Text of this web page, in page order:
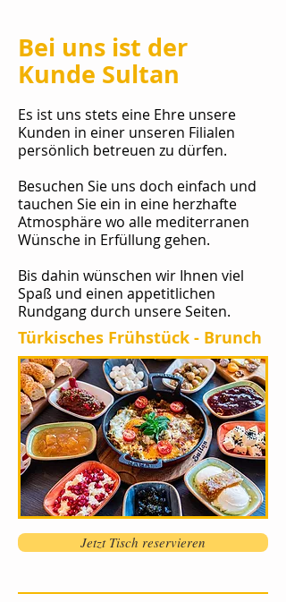
Bei uns ist der
Kunde Sultan
Es ist uns stets eine Ehre unsere
Kunden in einer unseren Filialen
persönlich betreuen zu dürfen.
Besuchen Sie uns doch einfach und
tauchen Sie ein in eine herzhafte
Atmosphäre wo alle mediterranen
Wünsche in Erfüllung gehen.
Bis dahin wünschen wir Ihnen viel
Spaß und einen appetitlichen
Rundgang durch unsere Seiten.
Türkisches Frühstück - Brunch
Jetzt Tisch reservieren